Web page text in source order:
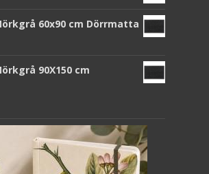
60x90 cm Dörrmatta
90X150 cm